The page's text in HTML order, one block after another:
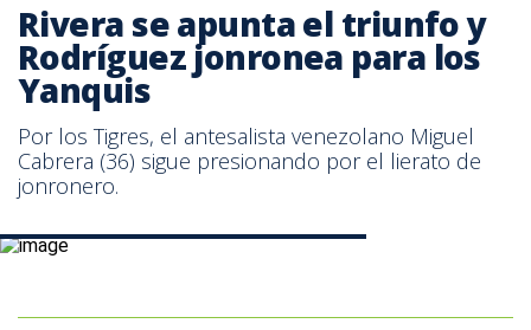
Rivera se apunta el triunfo y
Rodríguez jonronea para los
Yanquis
Por los Tigres, el antesalista venezolano Miguel
Cabrera (36) sigue presionando por el lierato de
jonronero.